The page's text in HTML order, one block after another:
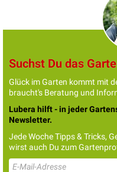
Suchst Du das
Glück im Garten kommt mit
braucht's Beratung und
Lubera hilft - in jeder
Newsletter.
Jede Woche Tipps & Tricks,
wirst auch Du zum